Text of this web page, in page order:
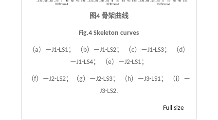
图4 骨架曲线
Fig.4 Skeleton curves
（a）—J1-LS1； （b）—J1-LS2； （c）—J1-LS3； （d）
—J1-LS4； （e）—J2-LS1；
（f）—J2-LS2；（g）—J2-LS3； （h）—J3-LS1； （i）—
J3-LS2.
Full size